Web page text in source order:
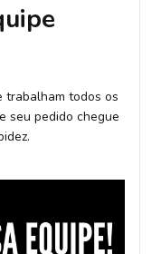
trabalham todos os
seu pedido chegue